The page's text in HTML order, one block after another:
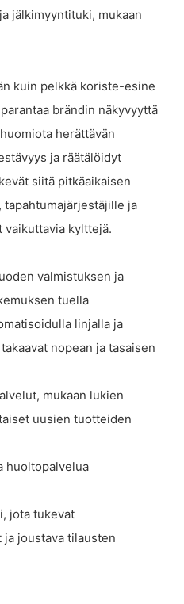
jälkimyyntituki, mukaan
kuin pelkkä koriste-esine
brändin näkyvyyttä
herättävän
ja räätälöidyt
siitä pitkäaikaisen
ja
kylttejä.
valmistuksen ja
tuella
linjalla ja
nopean ja tasaisen
mukaan lukien
uusien tuotteiden
huoltopalvelua
jota tukevat
joustava tilausten